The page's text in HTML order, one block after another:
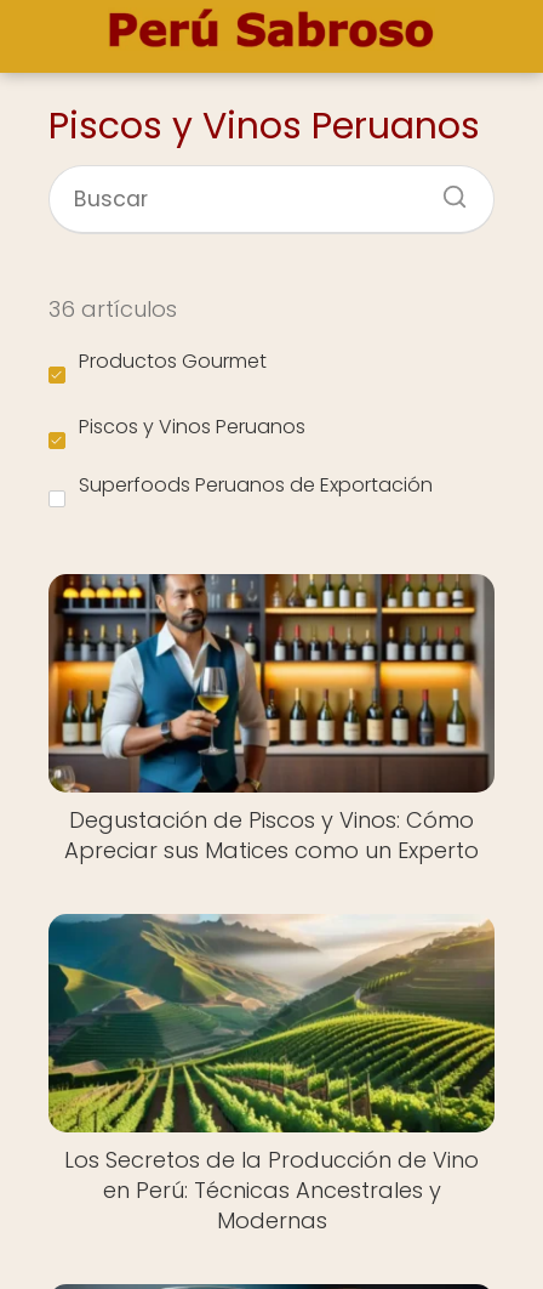
Piscos y Vinos Peruanos
36 artículos
Productos Gourmet
Piscos y Vinos Peruanos
Superfoods Peruanos de Exportación
Degustación de Piscos y Vinos: Cómo
Apreciar sus Matices como un Experto
Los Secretos de la Producción de Vino
en Perú: Técnicas Ancestrales y
Modernas